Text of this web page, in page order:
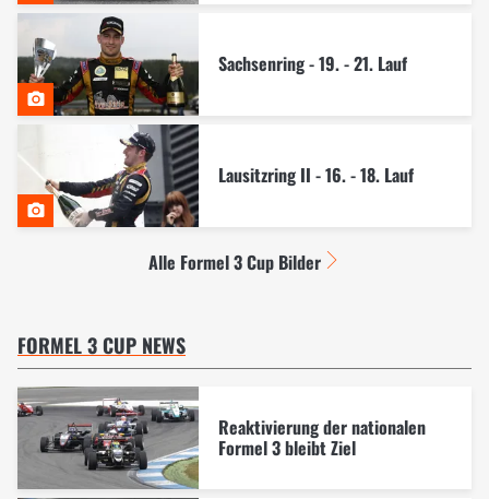
Sachsenring - 19. - 21. Lauf
Lausitzring II - 16. - 18. Lauf
Alle Formel 3 Cup Bilder
FORMEL 3 CUP NEWS
Reaktivierung der nationalen
Formel 3 bleibt Ziel